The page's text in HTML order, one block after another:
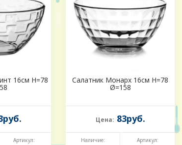
16см Н=78
Артикул:
Салатник Монарх 16см Н=78
Ø=158
Цена: 83руб.
Наличие: Артикул: